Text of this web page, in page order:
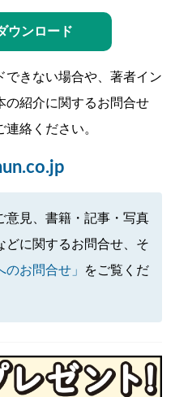
ウンロード
できない場合や、著者イン
の紹介に関するお問合せ
絡ください。
意見、書籍・記事・写真
どに関するお問合せ、そ
のお問合せ」
をご覧くだ